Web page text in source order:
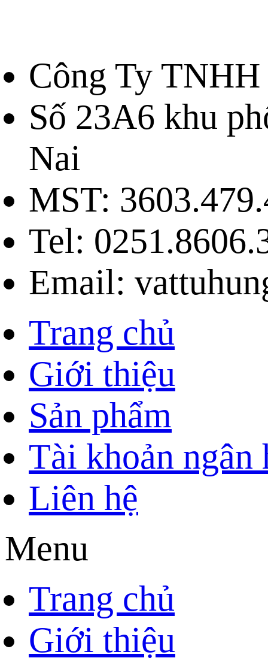
Công Ty
Số 23A6 khu
Nai
MST:
Tel:
Email:
Trang chủ
Giới thiệu
Sản phẩm
Tài khoản ngân
Liên hệ
Menu
Trang chủ
Giới thiệu